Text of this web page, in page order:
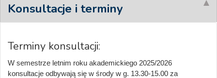
Konsultacje i terminy
Terminy konsultacji:
W semestrze letnim roku akademickiego 2025/2026
konsultacje odbywają się w środy w g. 13.30-15.00 za